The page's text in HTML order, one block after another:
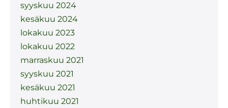
syyskuu 2024
kesäkuu 2024
lokakuu 2023
lokakuu 2022
marraskuu 2021
syyskuu 2021
kesäkuu 2021
huhtikuu 2021